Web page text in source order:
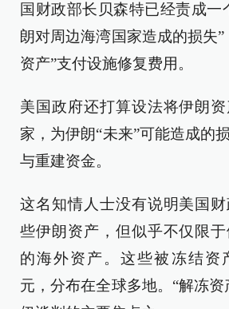
国财政部长贝森特已经责成一
朗对周边海湾国家造成的损失”
资产”支付设施修复费用。
美国政府还打算设法将伊朗
家，为伊朗“未来”可能造成的
与重建资金。
这名知情人士没有说明美国
些伊朗资产，但似乎不仅限
的海外资产。这些被冻结资
元，分布在全球多地。“解冻